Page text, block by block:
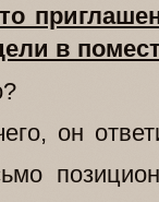
в
он